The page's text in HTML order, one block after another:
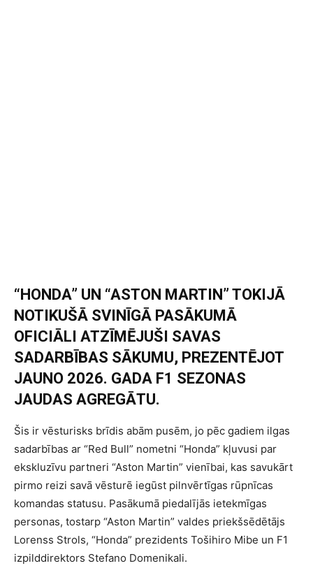
“HONDA” UN “ASTON MARTIN” TOKIJĀ
NOTIKUŠĀ SVINĪGĀ PASĀKUMĀ
OFICIĀLI ATZĪMĒJUŠI SAVAS
SADARBĪBAS SĀKUMU, PREZENTĒJOT
JAUNO 2026. GADA F1 SEZONAS
JAUDAS AGREGĀTU.
Šis ir vēsturisks brīdis abām pusēm, jo pēc gadiem ilgas
sadarbības ar “Red Bull” nometni “Honda” kļuvusi par
ekskluzīvu partneri “Aston Martin” vienībai, kas savukārt
pirmo reizi savā vēsturē iegūst pilnvērtīgas rūpnīcas
komandas statusu. Pasākumā piedalījās ietekmīgas
personas, tostarp “Aston Martin” valdes priekšsēdētājs
Lorenss Strols, “Honda” prezidents Tošihiro Mibe un F1
izpilddirektors Stefano Domenikali.